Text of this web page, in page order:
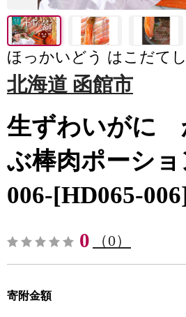
ほっかいどう はこだてし
北海道 函館市
生ずわいがに
ぶ棒肉ポーショ
006-[HD065-
0 （0）
寄附金額